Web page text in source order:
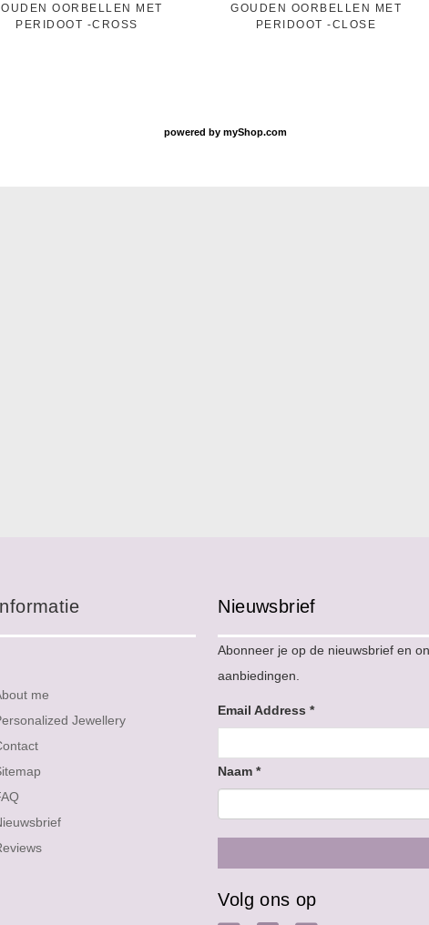
OORBELLEN MET
PERIDOOT -CROSS
GOUDEN OORBELLEN MET
PERIDOOT -CLOSE
powered by myShop.com
me
Jewellery
Nieuwsbrief
Abonneer je op de nieuwsbrief en
aanbiedingen.
Email Address*
Naam*
Volg ons op